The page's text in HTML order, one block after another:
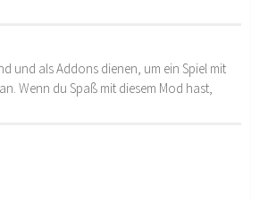
und als Addons dienen, um ein Spiel mit
Wenn du Spaß mit diesem Mod hast,